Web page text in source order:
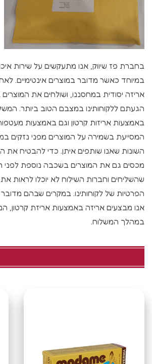
בחברת פז שיווק, אנו מתעקשים על שירות
במיוחד כאשר מדובר במוצרים אינטימיים.
אריזה יסודית במחסננו, ושולחים את
הגעתם ללקוחותינו במצבם הטוב ביותר.
באמצעות אריזות קרטון וגם באמצעות
המסייעת בשמירה על המוצרים מפני נזקים
השונות שאנו שותפים איתן. כדי להבטיח את
מכסים גם את המוצרים בשכבה נוספת לפני
שהשליחים וחברות השילוח לא יוכלו לראות
הפרטיות של לקוחותינו. במקרים שבהם מדובר
אנו מבצעים אריזה באמצעות אריזת קרטון,
במהלך המשלוח.